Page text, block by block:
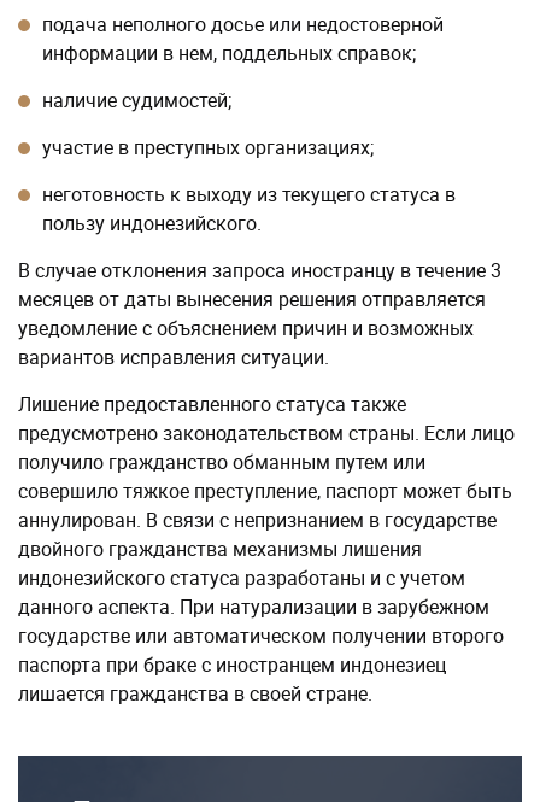
подача неполного досье или недостоверной
информации в нем, поддельных справок;
наличие судимостей;
участие в преступных организациях;
неготовность к выходу из текущего статуса в
пользу индонезийского.
В случае отклонения запроса иностранцу в течение 3
месяцев от даты вынесения решения отправляется
уведомление с объяснением причин и возможных
вариантов исправления ситуации.
Лишение предоставленного статуса также
предусмотрено законодательством страны. Если лицо
получило гражданство обманным путем или
совершило тяжкое преступление, паспорт может быть
аннулирован. В связи с непризнанием в государстве
двойного гражданства механизмы лишения
индонезийского статуса разработаны и с учетом
данного аспекта. При натурализации в зарубежном
государстве или автоматическом получении второго
паспорта при браке с иностранцем индонезиец
лишается гражданства в своей стране.